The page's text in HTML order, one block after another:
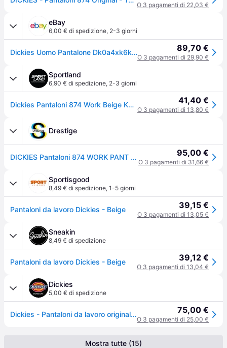
O 3 pagamenti di 22,03 €
eBay
6,00 € di spedizione, 2-3 giorni
Dickies Uomo Pantalone Dk0a4xk6khk1 874 Work Pant Rec P23 89,70 €
O 3 pagamenti di 29,90 €
Sportland
6,90 € di spedizione, 2-3 giorni
Dickies Pantaloni 874 Work Beige Khaki Uomo 30 41,40 €
O 3 pagamenti di 13,80 €
Drestige
DICKIES Pantaloni 874 WORK PANT REC - BEIGE 95,00 €
O 3 pagamenti di 31,66 €
Sportisgood
8,49 € di spedizione, 1-5 giorni
Pantaloni da lavoro Dickies - Beige 39,15 €
O 3 pagamenti di 13,05 €
Sneakin
8,49 € di spedizione
Pantaloni da lavoro Dickies - Beige 39,12 €
O 3 pagamenti di 13,04 €
Dickies
5,00 € di spedizione
Dickies - Pantaloni da lavoro original 874 (unisex), Uomo, Cachi, Taglia: W27/L28 75,00 €
O 3 pagamenti di 25,00 €
Mostra tutte (15)